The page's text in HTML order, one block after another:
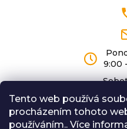
Tento web používá
procházením tohoto
používáním.. Více
9:00